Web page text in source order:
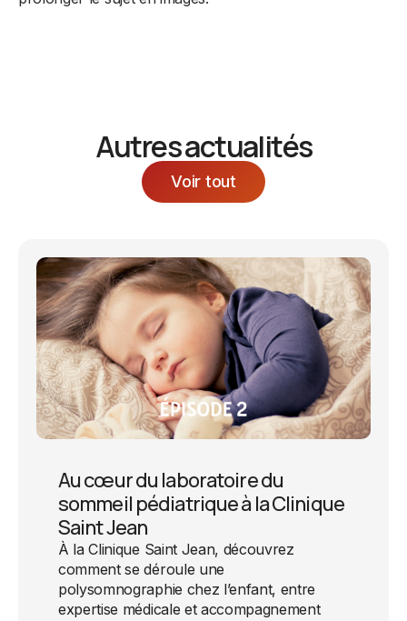
Autres actualités
Voir tout
Au cœur du laboratoire du
sommeil pédiatrique à la Clinique
Saint Jean
À la Clinique Saint Jean, découvrez
comment se déroule une
polysomnographie chez l’enfant, entre
expertise médicale et accompagnement